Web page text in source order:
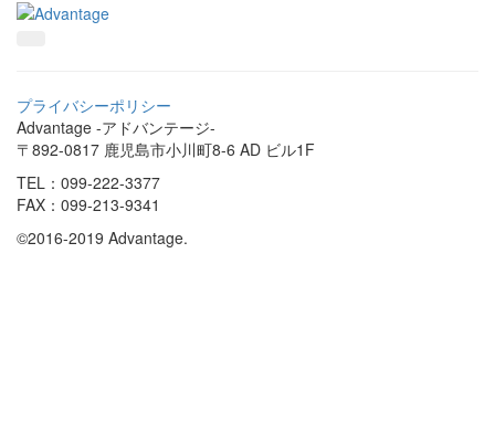
プライバシーポリシー
Advantage -アドバンテージ-
〒892-0817 鹿児島市小川町8-6 AD ビル1F
TEL：099-222-3377
FAX：099-213-9341
©2016-2019 Advantage.